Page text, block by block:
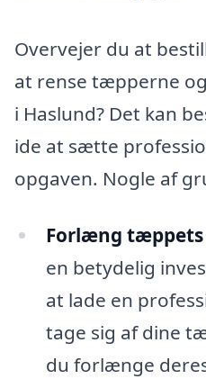
Overvejer du at
at rense tæpperne
i Haslund? Det kan
ide at sætte
opgaven. Nogle af
Forlæng tæppets
en betydelig
at lade en
tage sig af dine
du forlænge